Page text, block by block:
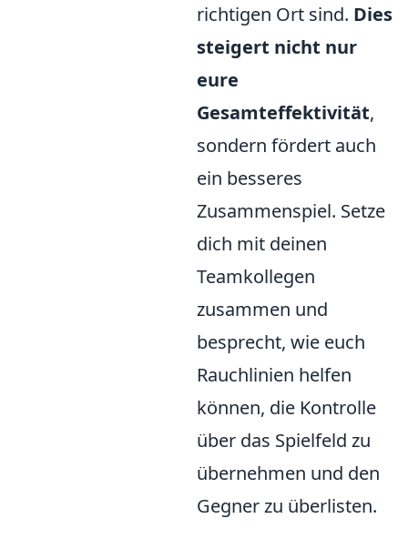
richtigen Ort sind. Dies
steigert nicht nur
eure
Gesamteffektivität,
sondern fördert auch
ein besseres
Zusammenspiel. Setze
dich mit deinen
Teamkollegen
zusammen und
besprecht, wie euch
Rauchlinien helfen
können, die Kontrolle
über das Spielfeld zu
übernehmen und den
Gegner zu überlisten.